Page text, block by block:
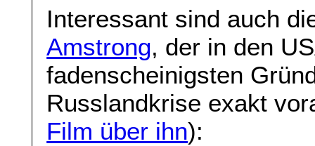
Interessant sind auch
Amstrong, der in den
fadenscheinigsten
Russlandkrise exakt
Film über ihn):